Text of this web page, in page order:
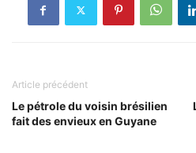
Article précédent
Le pétrole du voisin brésilien
fait des envieux en Guyane